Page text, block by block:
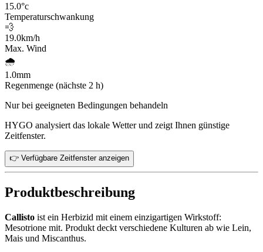
15.0°c
Temperaturschwankung
💨
19.0km/h
Max. Wind
🌧️
1.0mm
Regenmenge (nächste 2 h)
Nur bei geeigneten Bedingungen behandeln
HYGO analysiert das lokale Wetter und zeigt Ihnen günstige
Zeitfenster.
👉 Verfügbare Zeitfenster anzeigen
Produktbeschreibung
Callisto ist ein Herbizid mit einem einzigartigen Wirkstoff:
Mesotrione mit. Produkt deckt verschiedene Kulturen ab wie Lein,
Mais und Miscanthus.